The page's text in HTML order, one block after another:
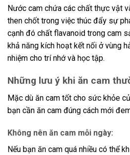
Nước cam chứa các chất thực vật
then chốt trong việc thúc đẩy sự
cạnh đó chất flavanoid trong cam
khả năng kích hoạt kết nối ở vùng
nhiệm cho trí nhớ và học tập.
Những lưu ý khi ăn cam
Mặc dù ăn cam tốt cho sức khỏe
bạn cần ăn cam đúng cách mới
Không nên ăn cam mỗi ngày:
Nếu bạn ăn cam quá nhiều có thể